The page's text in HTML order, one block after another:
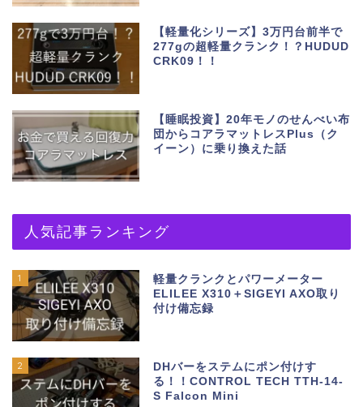
【軽量化シリーズ】3万円台前半で
277gの超軽量クランク！？HUDUD
CRK09！！
【睡眠投資】20年モノのせんべい布
団からコアラマットレスPlus（ク
イーン）に乗り換えた話
人気記事ランキング
1
軽量クランクとパワーメーター
ELILEE X310＋SIGEYI AXO取り
付け備忘録
2
DHバーをステムにポン付けす
る！！CONTROL TECH TTH-14-
S Falcon Mini